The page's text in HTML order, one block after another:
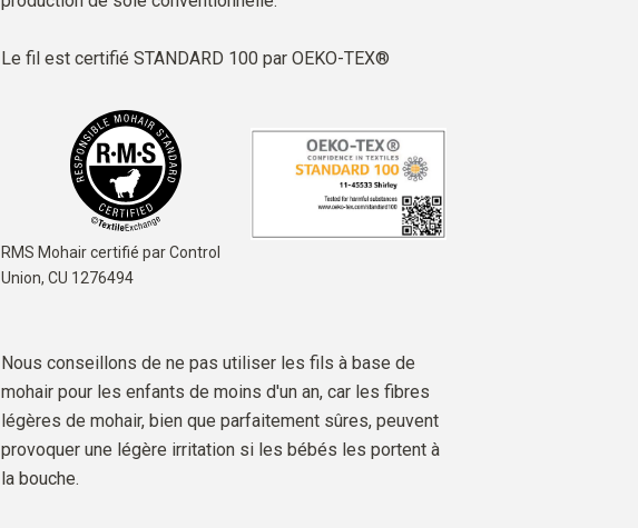
Le fil est certifié STANDARD 100 par OEKO-TEX®
RMS Mohair certifié par Control
Union, CU 1276494
Nous conseillons de ne pas utiliser les fils à base de
mohair pour les enfants de moins d'un an, car les fibres
légères de mohair, bien que parfaitement sûres, peuvent
provoquer une légère irritation si les bébés les portent à
la bouche.